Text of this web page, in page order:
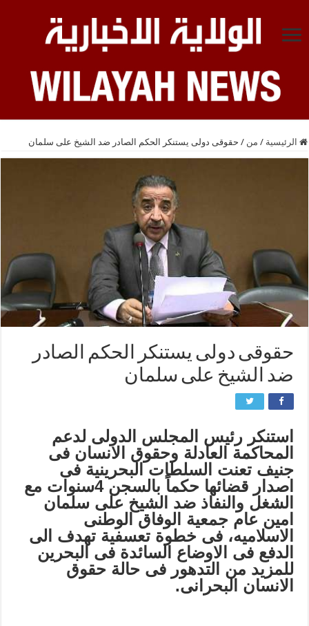
الرئيسية / من / حقوقی دولی یستنکر الحکم الصادر ضد الشیخ علی سلمان
حقوقی دولی یستنکر الحکم الصادر
ضد الشیخ علی سلمان
استنکر رئیس المجلس الدولی لدعم
المحاکمة العادلة وحقوق الانسان فی
جنیف تعنت السلطات البحرینیة فی
اصدار قضائها حکماً بالسجن 4سنوات مع
الشغل والنفاذ ضد الشیخ علی سلمان
امین عام جمعیة الوفاق الوطنی
الاسلامیه، فی خطوة تعسفیة تهدف الی
الدفع فی الاوضاع السائدة فی البحرین
للمزید من التدهور فی حالة حقوق
الانسان البحرانی.